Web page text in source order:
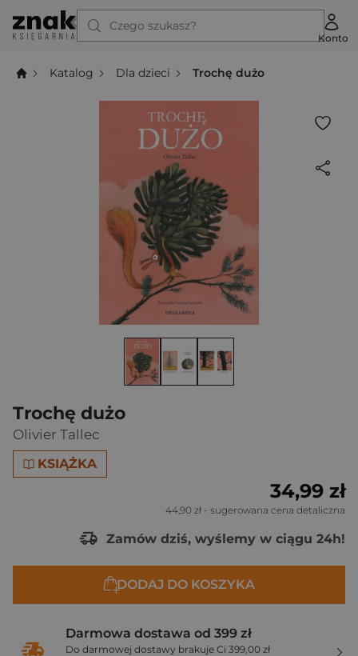
Czego szukasz?
Konto
Katalog Dla dzieci Trochę dużo
Trochę dużo
Olivier Tallec
KSIĄŻKA
34,99 zł
44,90 zł - sugerowana cena detaliczna
Zamów dziś, wyślemy w ciągu 24h!
DODAJ DO KOSZYKA
Darmowa dostawa od 399 zł
Do darmowej dostawy brakuje Ci 399,00 zł